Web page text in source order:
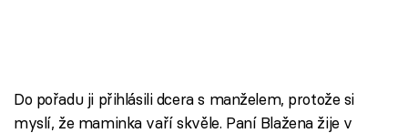
Do pořadu ji přihlásili dcera s manželem, protože si
myslí, že maminka vaří skvěle. Paní Blažena žije v